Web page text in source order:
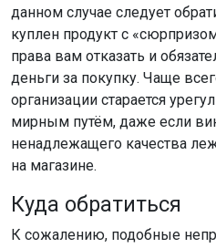
данном случае следует
куплен продукт с
права вам отказать и
деньги за покупку. Чаще
организации старается
мирным путём, даже если
ненадлежащего качества
на магазине.
Куда обратиться
К сожалению, подобные